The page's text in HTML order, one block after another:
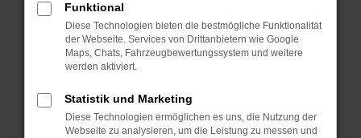
Fenster?
Starte dein Gerät neu.
Das kann manchmal helfen, vorübergehende
Probleme zu beheben.
Stelle sicher, dass dein Browser und dein
Betriebssystem auf dem neuesten Stand
sind.
Funktional
Diese Technologien bieten die bestmögliche Funktionalität
der Webseite. Services von Drittanbietern wie Google
Maps, Chats, Fahrzeugbewertungssystem und weitere
werden aktiviert.
Statistik und Marketing
Diese Technologien ermöglichen es uns, die Nutzung der
Webseite zu analysieren, um die Leistung zu messen und